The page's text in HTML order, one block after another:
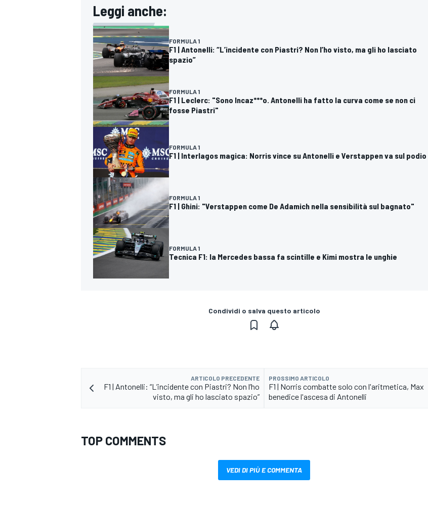
MONOMARCA
RALLY
Leggi anche:
FORMULA 1
F1 | Antonelli: “L’incidente con Piastri? Non l’ho visto, ma gli ho lasciato
spazio”
FORMULA 1
F1 | Leclerc: "Sono Incaz***o. Antonelli ha fatto la curva come se non ci
fosse Piastri"
FORMULA 1
F1 | Interlagos magica: Norris vince su Antonelli e Verstappen va sul podio
FORMULA 1
F1 | Ghini: "Verstappen come De Adamich nella sensibilità sul bagnato"
FORMULA 1
Tecnica F1: la Mercedes bassa fa scintille e Kimi mostra le unghie
Condividi o salva questo articolo
ARTICOLO PRECEDENTE
F1 | Antonelli: “L’incidente con Piastri? Non l’ho
visto, ma gli ho lasciato spazio”
PROSSIMO ARTICOLO
F1 | Norris combatte solo con l'aritmetica, Max
benedice l'ascesa di Antonelli
TOP COMMENTS
VEDI DI PIÙ E COMMENTA